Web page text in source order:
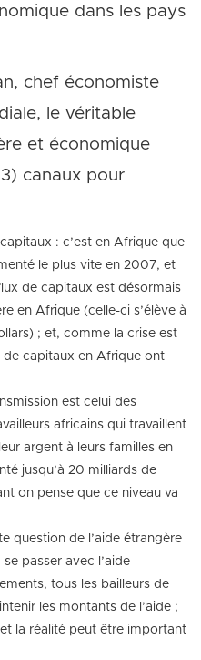
dans les pays
chef économiste
le véritable
et économique
canaux pour
: c’est en Afrique que
le plus vite en 2007, et
de capitaux est désormais
en Afrique (celle-ci s’élève à
; et, comme la crise est
de capitaux en Afrique ont
est celui des
africains qui travaillent
argent à leurs familles en
jusqu’à 20 milliards de
on pense que ce niveau va
question de l’aide étrangère
passer avec l’aide
tous les bailleurs de
les montants de l’aide ;
la réalité peut être important